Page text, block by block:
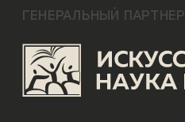
ГЕНЕРАЛЬНЫЙ ПАРТНЕР